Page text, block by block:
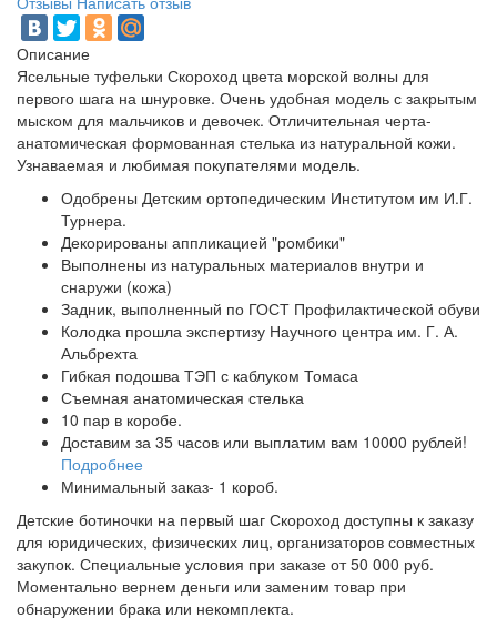
Описание
Ясельные туфельки Скороход цвета морской волны для
первого шага на шнуровке. Очень удобная модель с закрытым
мыском для мальчиков и девочек. Отличительная черта-
анатомическая формованная стелька из натуральной кожи.
Узнаваемая и любимая покупателями модель.
Одобрены Детским ортопедическим Институтом им И.Г.
Турнера.
Декорированы аппликацией "ромбики"
Выполнены из натуральных материалов внутри и
снаружи (кожа)
Задник, выполненный по ГОСТ Профилактической обуви
Колодка прошла экспертизу Научного центра им. Г. А.
Альбрехта
Гибкая подошва ТЭП с каблуком Томаса
Съемная анатомическая стелька
10 пар в коробе.
Доставим за 35 часов или выплатим вам 10000 рублей!
Подробнее
Минимальный заказ- 1 короб.
Детские ботиночки на первый шаг Скороход доступны к заказу
для юридических, физических лиц, организаторов совместных
закупок. Специальные условия при заказе от 50 000 руб.
Моментально вернем деньги или заменим товар при
обнаружении брака или некомплекта.